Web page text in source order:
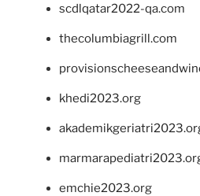
scdlqatar2022-qa.com
thecolumbiagrill.com
khedi2023.org
emchie2023.org